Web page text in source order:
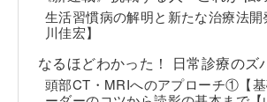
生活習慣病の解明と新たな治療法
川佳宏】
なるほどわかった！ 日常診療のズ
頭部CT・MRIへのアプローチ①【